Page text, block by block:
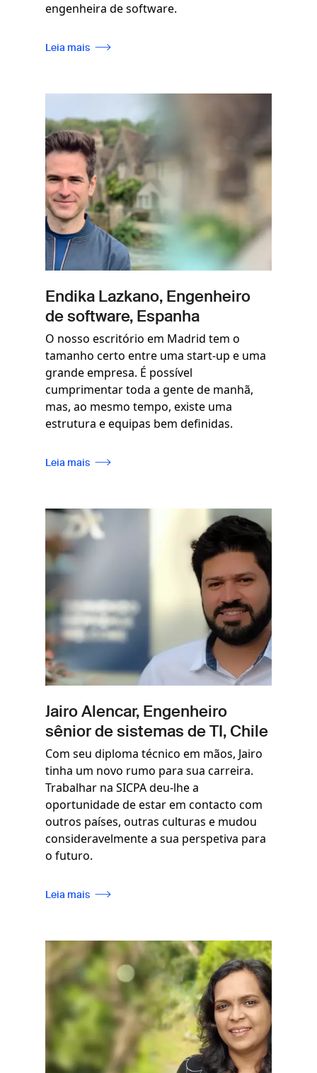
engenheira de software.
Leia mais
Endika Lazkano, Engenheiro
de software, Espanha
O nosso escritório em Madrid tem o
tamanho certo entre uma start-up e uma
grande empresa. É possível
cumprimentar toda a gente de manhã,
mas, ao mesmo tempo, existe uma
estrutura e equipas bem definidas.
Leia mais
Imagem
Jairo Alencar, Engenheiro
sênior de sistemas de TI, Chile
Com seu diploma técnico em mãos, Jairo
tinha um novo rumo para sua carreira.
Trabalhar na SICPA deu-lhe a
oportunidade de estar em contacto com
outros países, outras culturas e mudou
consideravelmente a sua perspetiva para
o futuro.
Leia mais
Imagem